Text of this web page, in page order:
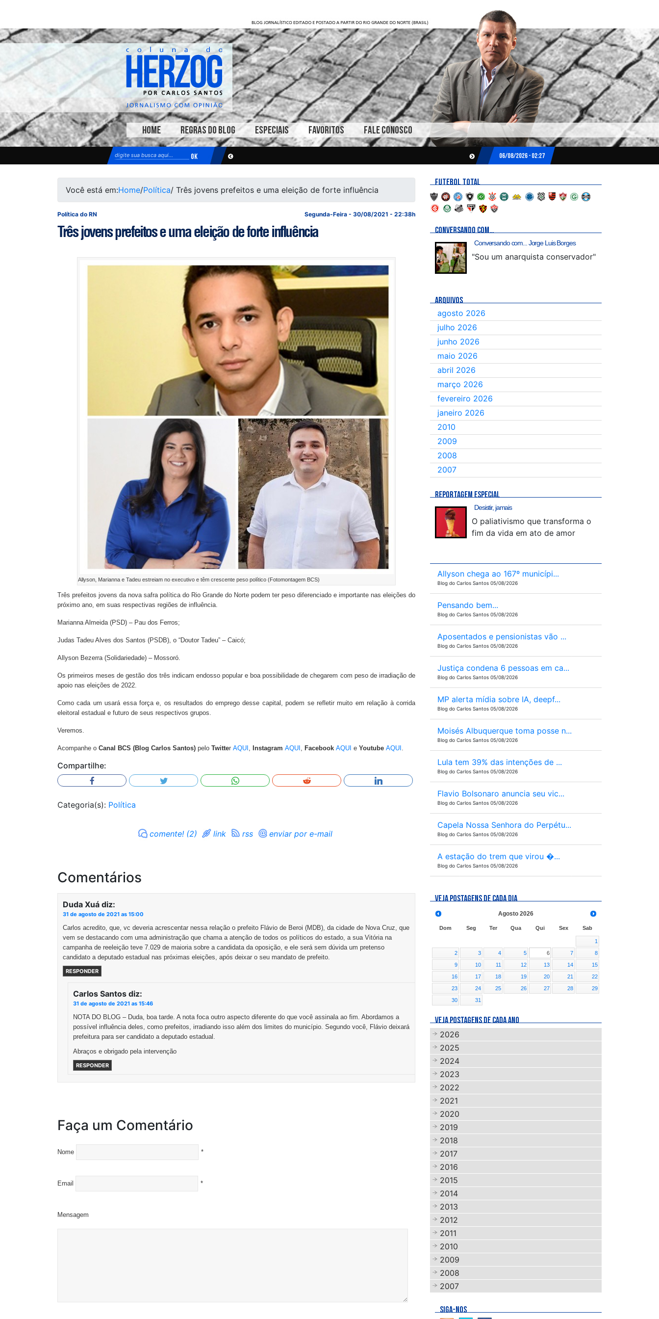
HOME REGRAS DO BLOG ESPECIAIS FAVORITOS FALE CONOSCO
06/08/2026 - 02:27
Você está em:Home/Política/ Três jovens prefeitos e uma eleição de forte influência
Segunda-Feira - 30/08/2021 - 22:38h
Política do RN
Três jovens prefeitos e uma eleição de forte influência
Allyson, Marianna e Tadeu estreiam no executivo e têm crescente peso político (Fotomontagem BCS)
Três prefeitos jovens da nova safra política do Rio Grande do Norte podem ter peso diferenciado e importante nas eleições do
próximo ano, em suas respectivas regiões de influência.
Marianna Almeida (PSD) – Pau dos Ferros;
Judas Tadeu Alves dos Santos (PSDB), o “Doutor Tadeu” – Caicó;
Allyson Bezerra (Solidariedade) – Mossoró.
Os primeiros meses de gestão dos três indicam endosso popular e boa possibilidade de chegarem com peso de irradiação de
apoio nas eleições de 2022.
Como cada um usará essa força e, os resultados do emprego desse capital, podem se refletir muito em relação à corrida
eleitoral estadual e futuro de seus respectivos grupos.
Veremos.
Acompanhe o Canal BCS (Blog Carlos Santos) pelo Twitter AQUI , Instagram AQUI , Facebook AQUI e Youtube AQUI .
Compartilhe:
Categoria(s): Política
comente! (2) link rss enviar por e-mail
Comentários
Duda Xuá diz:
31 de agosto de 2021 as 15:00
Carlos acredito, que, vc deveria acrescentar nessa relação o prefeito Flávio de Beroi (MDB), da cidade de Nova Cruz, que
vem se destacando com uma administração que chama a atenção de todos os políticos do estado, a sua Vitória na
campanha de reeleição teve 7.029 de maioria sobre a candidata da oposição, e ele será sem dúvida um pretenso
candidato a deputado estadual nas próximas eleições, após deixar o seu mandato de prefeito.
RESPONDER
Carlos Santos diz:
31 de agosto de 2021 as 15:46
NOTA DO BLOG – Duda, boa tarde. A nota foca outro aspecto diferente do que você assinala ao fim. Abordamos a
possível influência deles, como prefeitos, irradiando isso além dos limites do município. Segundo você, Flávio deixará
prefeitura para ser candidato a deputado estadual.
Abraços e obrigado pela intervenção
RESPONDER
Faça um Comentário
Nome *
Email *
Mensagem
FUTEBOL TOTAL
CONVERSANDO COM…
Conversando com... Jorge Luis Borges
"Sou um anarquista conservador"
ARQUIVOS
agosto 2026
julho 2026
junho 2026
maio 2026
abril 2026
março 2026
fevereiro 2026
janeiro 2026
2010
2009
2008
2007
REPORTAGEM ESPECIAL
Desistir, jamais
O paliativismo que transforma o
fim da vida em ato de amor
Allyson chega ao 167º municípi...
Blog do Carlos Santos 05/08/2026
Pensando bem...
Blog do Carlos Santos 05/08/2026
Aposentados e pensionistas vão ...
Blog do Carlos Santos 05/08/2026
Justiça condena 6 pessoas em ca...
Blog do Carlos Santos 05/08/2026
MP alerta mídia sobre IA, deepf...
Blog do Carlos Santos 05/08/2026
Moisés Albuquerque toma posse n...
Blog do Carlos Santos 05/08/2026
Lula tem 39% das intenções de ...
Blog do Carlos Santos 05/08/2026
Flavio Bolsonaro anuncia seu vic...
Blog do Carlos Santos 05/08/2026
Capela Nossa Senhora do Perpétu...
Blog do Carlos Santos 05/08/2026
A estação do trem que virou �...
Blog do Carlos Santos 05/08/2026
VEJA POSTAGENS DE CADA DIA
Agosto 2026
Dom Seg Ter Qua Qui Sex Sab
1
2
3 4 5 6 7
8
9
10 11 12 13 14
15
16
17 18 19 20 21
22
23
24 25 26 27 28
29
30
31
VEJA POSTAGENS DE CADA ANO
2026
2025
2024
2023
2022
2021
2020
2019
2018
2017
2016
2015
2014
2013
2012
2011
2010
2009
2008
2007
SIGA-NOS